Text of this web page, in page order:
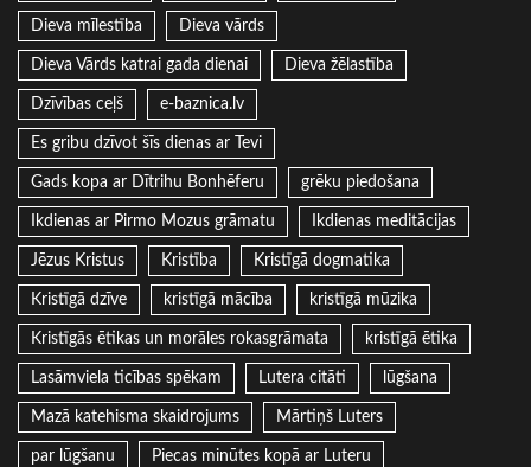
Dieva mīlestība Dieva vārds
Dieva Vārds katrai gada dienai Dieva žēlastība
Dzīvības ceļš e-baznica.lv
Es gribu dzīvot šīs dienas ar Tevi
Gads kopa ar Dītrihu Bonhēferu grēku piedošana
Ikdienas ar Pirmo Mozus grāmatu Ikdienas meditācijas
Jēzus Kristus Kristība Kristīgā dogmatika
Kristīgā dzīve kristīgā mācība kristīgā mūzika
Kristīgās ētikas un morāles rokasgrāmata kristīgā ētika
Lasāmviela ticības spēkam Lutera citāti lūgšana
Mazā katehisma skaidrojums Mārtiņš Luters
par lūgšanu Piecas minūtes kopā ar Luteru